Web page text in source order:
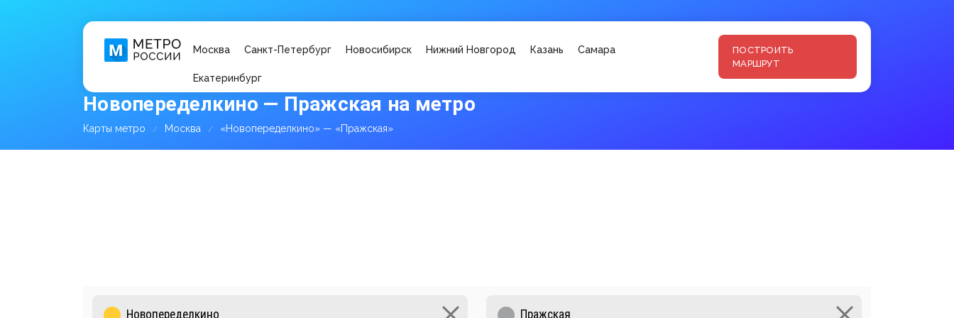
Москва Санкт-Петербург Новосибирск Нижний Новгород Казань Самара
Екатеринбург
ПОСТРОИТЬ
МАРШРУТ
Новопеределкино — Пражская на метро
Карты метро Москва «Новопеределкино» — «Пражская»